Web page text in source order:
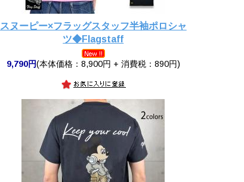
スヌーピー×フラッグスタッフ半袖ポロシャ
ツ◆Flagstaff
9,790円(本体価格：8,900円 + 消費税：890円)